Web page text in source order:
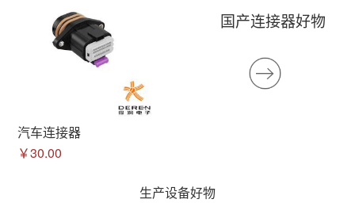
汽车连接器
￥30.00
国产连接器好物
生产设备好物